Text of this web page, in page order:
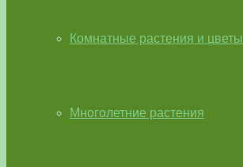
Комнатные растения и цветы
Многолетние растения